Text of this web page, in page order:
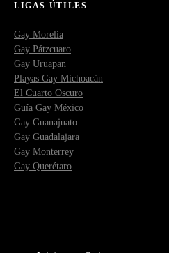
LIGAS ÚTILES
Gay Morelia
Gay Pátzcuaro
Gay Uruapan
Playas Gay Michoacán
El Cuarto Oscuro
Guía Gay México
Gay Guanajuato
Gay Guadalajara
Gay Monterrey
Gay Querétaro